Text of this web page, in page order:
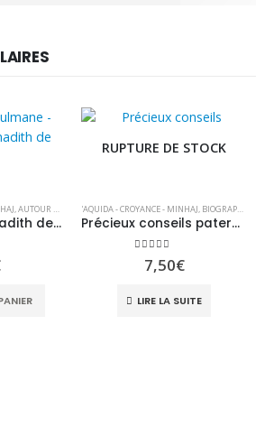
,AUTOUR DE LA FEMME ,BIOGRAPHIE & RÉCITS,FIQH -
Explication du hadith de Jibril
RUPTURE DE STOCK
'AQUIDA - CROYANCE - MINHAJ, BIOGRAPHIE & RÉCITS
Précieux conseils paternels
5.00 sur 5
7,50€
LIRE LA SUITE